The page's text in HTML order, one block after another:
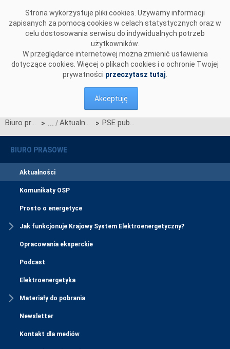
Strona wykorzystuje pliki cookies. Używamy informacji
zapisanych za pomocą cookies w celach statystycznych oraz w
celu dostosowania serwisu do indywidualnych potrzeb
użytkowników.
W przeglądarce internetowej można zmienić ustawienia
dotyczące cookies. Więcej o plikach cookies i o ochronie Twojej
prywatności przeczytasz tutaj
Akceptuję
Biuro prasowe > Aktualności > PSE publikują trzeci Raport wpływu – Napełniamy Polskę mocą
BIURO PRASOWE
Aktualności
Komunikaty OSP
Prosto o energetyce
Jak funkcjonuje Krajowy System Elektroenergetyczny?
Opracowania eksperckie
Podcast
Elektroenergetyka
Materiały do pobrania
Newsletter
Kontakt dla mediów